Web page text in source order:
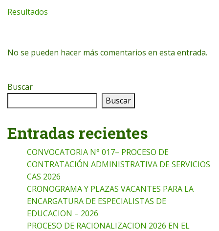
Resultados
No se pueden hacer más comentarios en esta entrada.
Buscar
Buscar
Entradas recientes
CONVOCATORIA N° 017– PROCESO DE
CONTRATACIÓN ADMINISTRATIVA DE SERVICIOS
CAS 2026
CRONOGRAMA Y PLAZAS VACANTES PARA LA
ENCARGATURA DE ESPECIALISTAS DE
EDUCACION – 2026
PROCESO DE RACIONALIZACION 2026 EN EL